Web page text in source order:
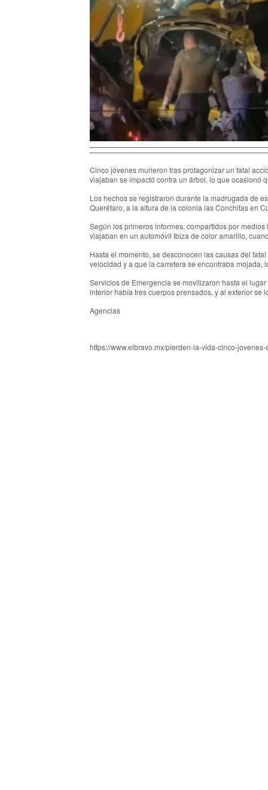
Cinco jóvenes murieron tras protagonizar un fatal
viajaban se impactó contra un árbol, lo que ocasionó
Los hechos se registraron durante la madrugada de
Querétaro, a la altura de la colonia las Conchitas en
Según los primeros informes, compartidos por
viajaban en un automóvil Ibiza de color amarillo,
Hasta el momento, se desconocen las causas del
velocidad y a que la carretera se encontraba
Servicios de Emergencia se movilizaron hasta el
interior había tres cuerpos prensados, y al exterior se
Agencias
https://www.elbravo.mx/pierden-la-vida-cinco-